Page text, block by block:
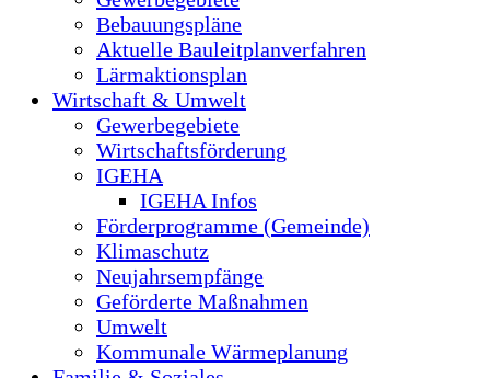
Bebauungspläne
Aktuelle Bauleitplanverfahren
Lärmaktionsplan
Wirtschaft & Umwelt
Gewerbegebiete
Wirtschaftsförderung
IGEHA
IGEHA Infos
Förderprogramme (Gemeinde)
Klimaschutz
Neujahrsempfänge
Geförderte Maßnahmen
Umwelt
Kommunale Wärmeplanung